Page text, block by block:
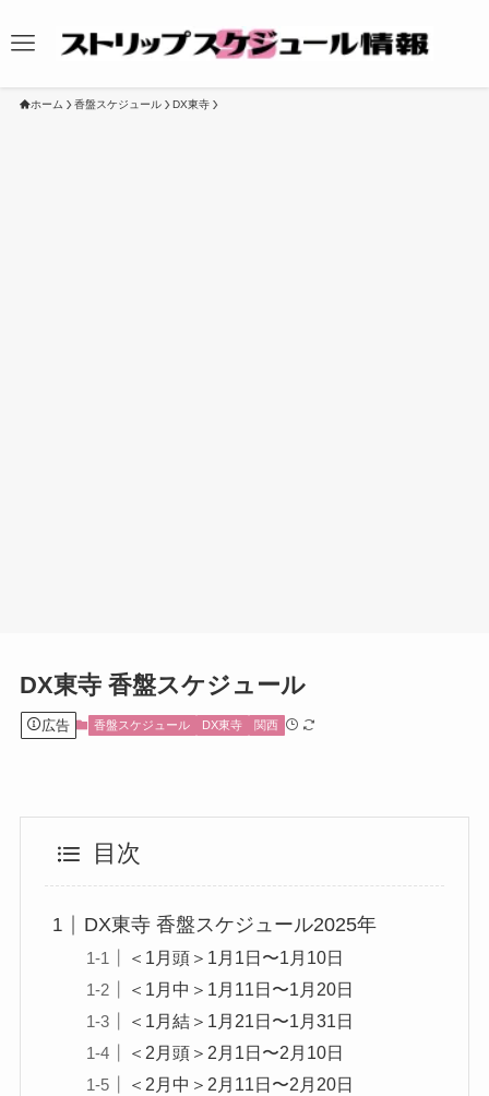
ホーム 香盤スケジュール DX東寺
DX東寺 香盤スケジュール
広告 香盤スケジュール DX東寺 関西
目次
DX東寺 香盤スケジュール2025年
＜1月頭＞1月1日〜1月10日
＜1月中＞1月11日〜1月20日
＜1月結＞1月21日〜1月31日
＜2月頭＞2月1日〜2月10日
＜2月中＞2月11日〜2月20日